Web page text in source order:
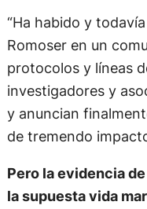
“Ha habido y
Romoser en un
protocolos y líneas
investigadores y
y anuncian
de tremendo
Pero la evidencia
la supuesta vida